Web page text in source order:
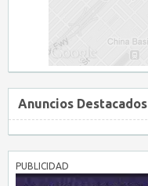
Anuncios Destacados
PUBLICIDAD